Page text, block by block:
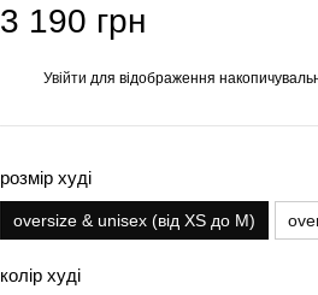
3 190 грн
Увійти для відображення
розмір худі
oversize & unisex (від XS до M)
колір худі